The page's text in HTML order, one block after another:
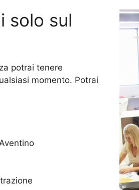
solo sul
potrai tenere
momento. Potrai